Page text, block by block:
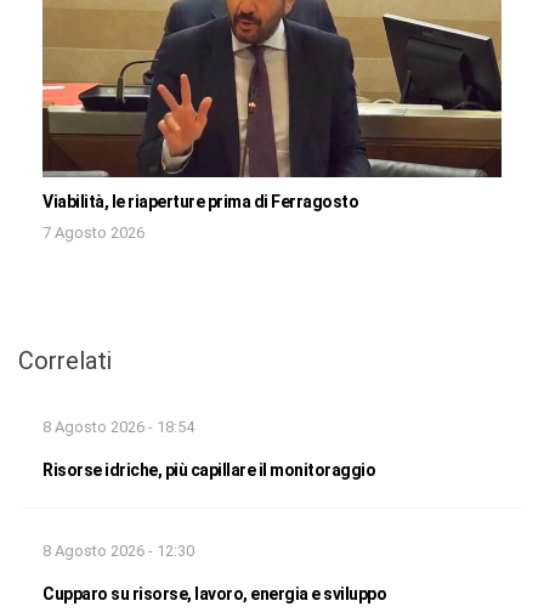
Viabilità, le riaperture prima di Ferragosto
7 Agosto 2026
Correlati
8 Agosto 2026 - 18:54
Risorse idriche, più capillare il monitoraggio
8 Agosto 2026 - 12:30
Cupparo su risorse, lavoro, energia e sviluppo